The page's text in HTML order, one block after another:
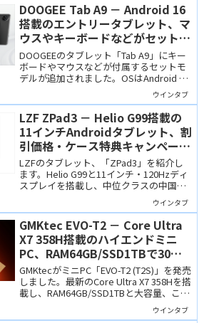
DOOGEE Tab A9 － Android 16
搭載のエントリータブレット、マ
ウスやキーボードなどがセットに
なって12,949円
DOOGEEのタブレット「Tab A9」にキー
ボードやマウスなどが付属するセットモ
デルが追加されました。OSはAndroid 16
で価格は12,949円。非常に安価な製品で
すが、用途を絞り込んだ使い方になると
思います。
ウインタブ
LZF ZPad3 － Helio G99搭載の
11インチAndroidタブレット、割
引価格・ケース特典キャンペーン
実施中
LZFのタブレット、「ZPad3」を紹介し
ます。Helio G99と11インチ・120Hzディ
スプレイを搭載し、中位クラスの中国タ
ブとして目立つ欠点がありません。もと
もとコスパのいい製品ですが、現在
Amazonでキャンペーン実施中、専用ケ
ースがもらえます。
ウインタブ
GMKtec EVO-T2 － Core Ultra
X7 358H搭載のハイエンドミニ
PC、RAM64GB/SSD1TBで30万
円切り！
GMKtecがミニPC「EVO-T2 (T2S)」を発売
しました。最新のCore Ultra X7 358Hを搭
載し、RAM64GB/SSD1TBと大容量、これ
で30万円を切っているのは驚きです。
ウインタブ